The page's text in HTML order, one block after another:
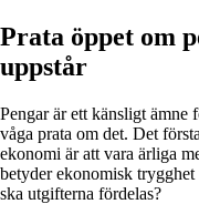
Prata öppet om
uppstår
Pengar är ett känsligt ämne
våga prata om det. Det
ekonomi är att vara ärliga
betyder ekonomisk
ska utgifterna fördelas?